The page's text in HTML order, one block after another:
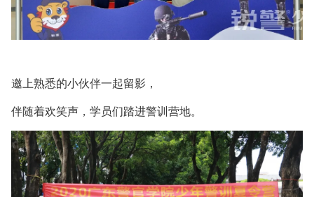
邀上熟悉的小伙伴一起留影，
伴随着欢笑声，学员们踏进警训营地。